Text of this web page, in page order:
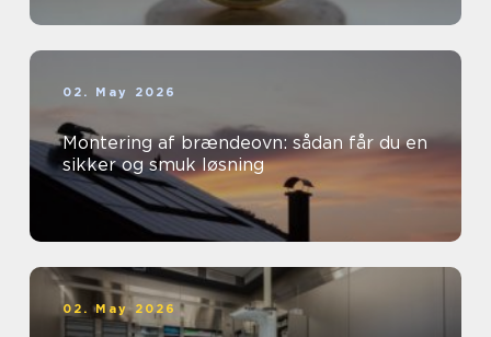
02. May 2026
Montering af brændeovn: sådan får du en
sikker og smuk løsning
02. May 2026